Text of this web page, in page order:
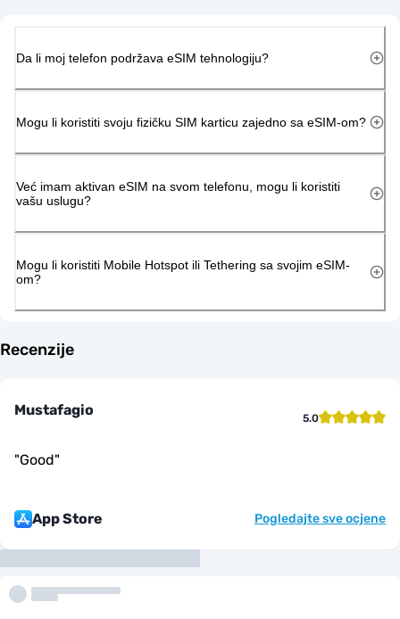
Da li moj telefon podržava eSIM tehnologiju?
Mogu li koristiti svoju fizičku SIM karticu zajedno sa eSIM-om?
Već imam aktivan eSIM na svom telefonu, mogu li koristiti
vašu uslugu?
Mogu li koristiti Mobile Hotspot ili Tethering sa svojim eSIM-
om?
Recenzije
Mustafagio 5.0
"Good"
App Store Pogledajte sve ocjene